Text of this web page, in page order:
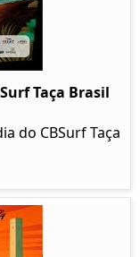
Taça Brasil
do CBSurf Taça